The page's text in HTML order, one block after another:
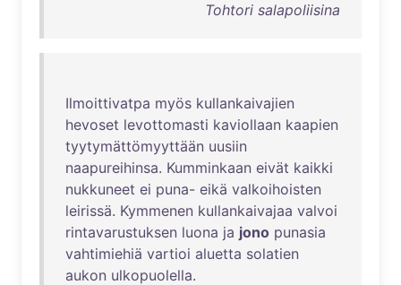
Tohtori salapoliisina
Ilmoittivatpa myös kullankaivajien
hevoset levottomasti kaviollaan kaapien
tyytymättömyyttään uusiin
naapureihinsa. Kumminkaan eivät kaikki
nukkuneet ei puna- eikä valkoihoisten
leirissä. Kymmenen kullankaivajaa valvoi
rintavarustuksen luona ja jono punasia
vahtimiehiä vartioi aluetta solatien
aukon ulkopuolella.